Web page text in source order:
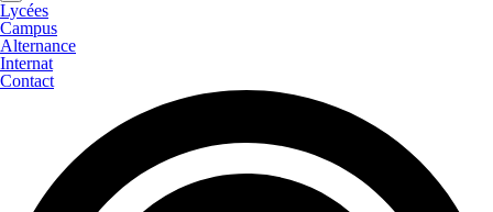
Lycées
Campus
Alternance
Internat
Contact